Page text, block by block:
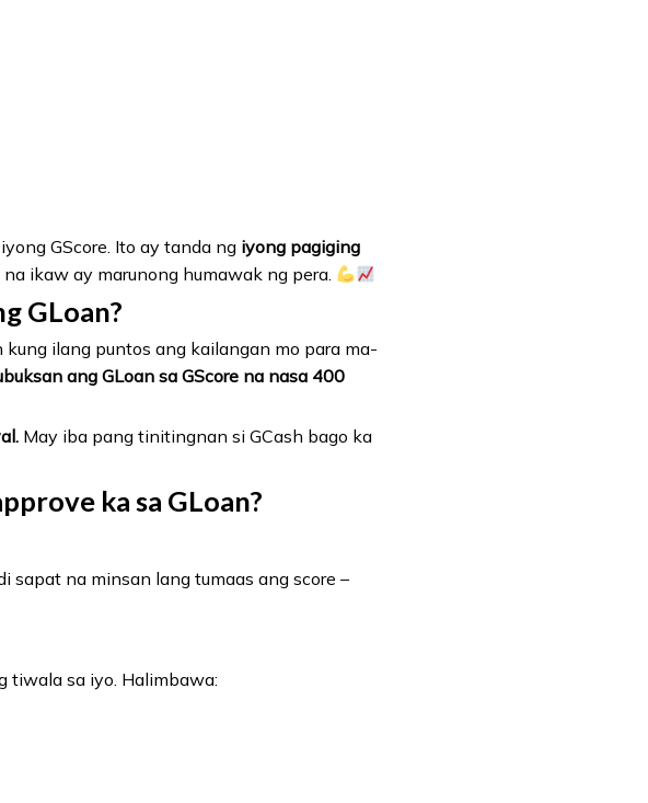
GScore. Ito ay tanda ng iyong pagiging
ikaw ay marunong humawak ng pera.
GLoan?
kung ilang puntos ang kailangan mo para ma-
ang GLoan sa GScore na nasa 400
May iba pang tinitingnan si GCash bago ka
ka sa GLoan?
sapat na minsan lang tumaas ang score –
tiwala sa iyo. Halimbawa: